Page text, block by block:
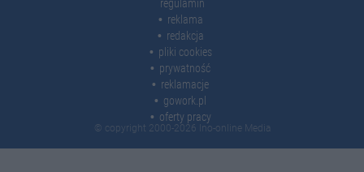
regulamin
reklama
redakcja
pliki cookies
prywatność
reklamacje
gowork.pl
oferty pracy
© copyright 2000-2026 Ino-online Media